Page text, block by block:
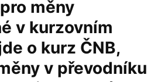
měny
v kurzovním
o kurz ČNB,
v převodníku